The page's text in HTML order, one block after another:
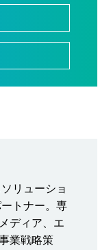
リューショ
トナー。専
ディア、エ
業戦略策